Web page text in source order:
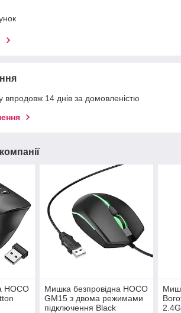
впродовж 14 днів за домовленістю
HOCO
Мишка безпровідна HOCO
GM15 з двома режимами
підключення Black